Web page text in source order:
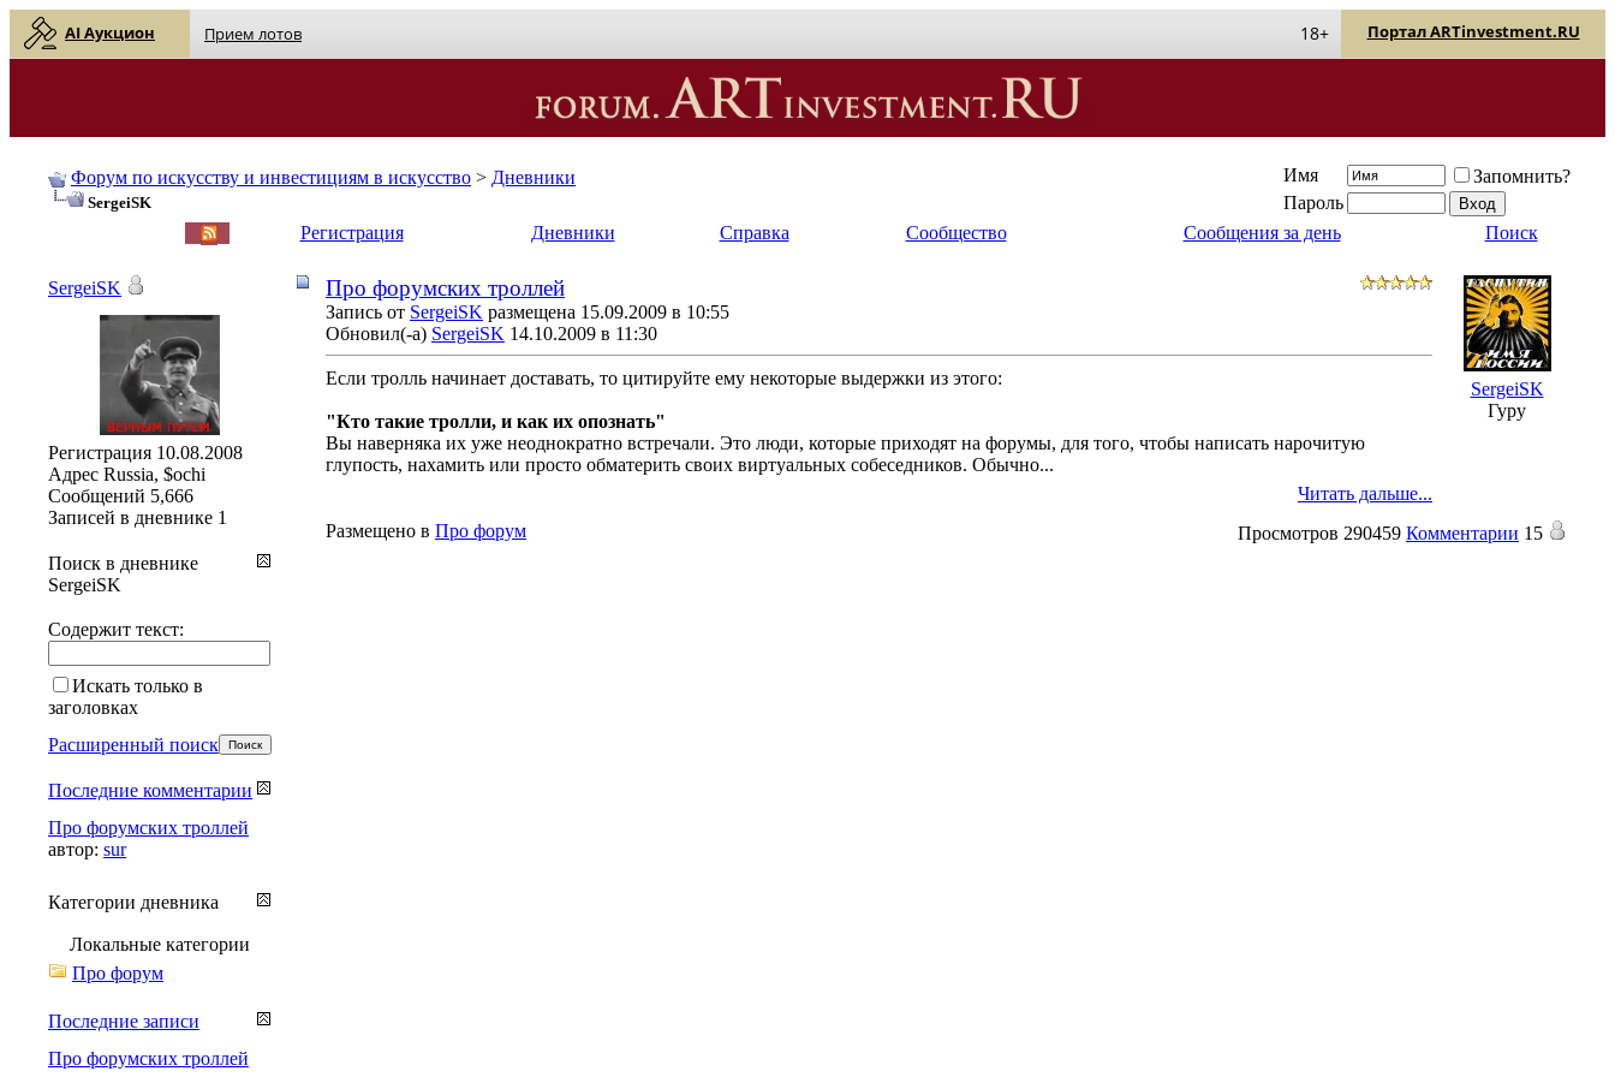
AI Аукцион Прием лотов Портал ARTinvestment.RU
18+
Форум по искусству и инвестициям в искусство > Дневники
SergeiSK
Имя
Запомнить?
Пароль
Регистрация Дневники Справка Сообщество Сообщения за день Поиск
Про форумских троллей
Запись от SergeiSK размещена 15.09.2009 в 10:55
Обновил(-а) SergeiSK 14.10.2009 в 11:30
Если тролль начинает доставать, то цитируйте ему некоторые выдержки из этого:
"Кто такие тролли, и как их опознать"
Вы наверняка их уже неоднократно встречали. Это люди, которые приходят на форумы, для того, чтобы написать нарочитую
глупость, нахамить или просто обматерить своих виртуальных собеседников. Обычно...
Читать дальше...
SergeiSK
Гуру
Размещено в Про форум Просмотров 290459 Комментарии 15
SergeiSK
Регистрация 10.08.2008
Адрес Russia, $ochi
Сообщений 5,666
Записей в дневнике 1
Поиск в дневнике
SergeiSK
Содержит текст:
Искать только в
заголовках
Расширенный поиск
Последние комментарии
Про форумских троллей
автор: sur
Категории дневника
Локальные категории
Про форум
Последние записи
Про форумских троллей